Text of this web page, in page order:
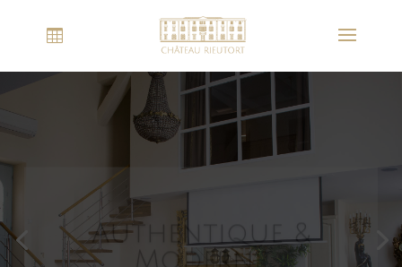
Authentique &
Moderne